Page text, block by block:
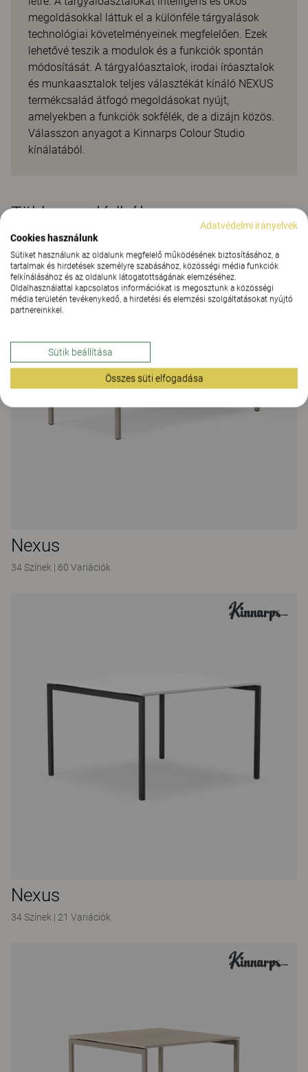
megoldásokkal láttuk el a különféle tárgyalások
technológiai követelményeinek megfelelően. Ezek
lehetővé teszik a modulok és a funkciók spontán
módosítását. A tárgyalóasztalok, irodai íróasztalok
és munkaasztalok teljes választékát kínáló NEXUS
termékcsalád átfogó megoldásokat nyújt,
amelyekben a funkciók sokfélék, de a dizájn közös.
Válasszon anyagot a Kinnarps Colour Studio
kínálatából.
Több a családból
Nexus
34 Színek | 60 Variációk
Nexus
34 Színek | 21 Variációk
Adatvédelmi irányelvek
Cookies használunk
Sütiket használunk az oldalunk megfelelő működésének biztosításához, a
tartalmak és hirdetések személyre szabásához, közösségi média funkciók
felkínálásához és az oldalunk látogatottságának elemzéséhez.
Oldalhasználattal kapcsolatos információkat is megosztunk a közösségi
média területén tevékenykedő, a hirdetési és elemzési szolgáltatásokat nyújtó
partnereinkkel.
Sütik beállítása
Összes süti elfogadása